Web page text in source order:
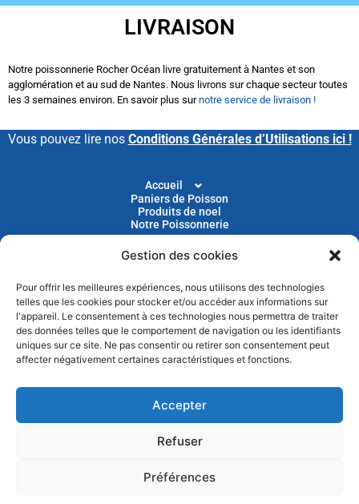
Gestion des cookies
Pour offrir les meilleures expériences, nous utilisons des technologies
telles que les cookies pour stocker et/ou accéder aux informations sur
l'appareil. Le consentement à ces technologies nous permettra de traiter
des données telles que le comportement de navigation ou les identifiants
uniques sur ce site. Ne pas consentir ou retirer son consentement peut
affecter négativement certaines caractéristiques et fonctions.
Accepter
Refuser
Préférences
LIVRAISON
Notre poissonnerie Rocher Océan livre gratuitement à Nantes et son
agglomération et au sud de Nantes. Nous livrons sur chaque secteur toutes
les 3 semaines environ. En savoir plus surnotre service de livraison !
Vous pouvez lire nos Conditions Générales d’Utilisations ici !
Accueil
Paniers de Poisson
Produits de noel
Notre Poissonnerie
Livraison
Blog
Devenir Client
Parrainage
Abonnez-vous à notre newsletter pour recevoir nos
actus et nos promotions chaque mois